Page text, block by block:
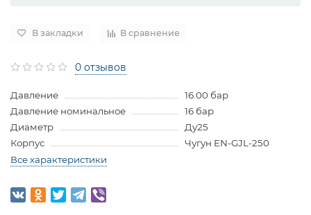
В закладки В сравнение
0 отзывов
Давление
16.00 бар
Давление номинальное
16 бар
Диаметр
Ду25
Корпус
Чугун EN-GJL-250
Все характеристики